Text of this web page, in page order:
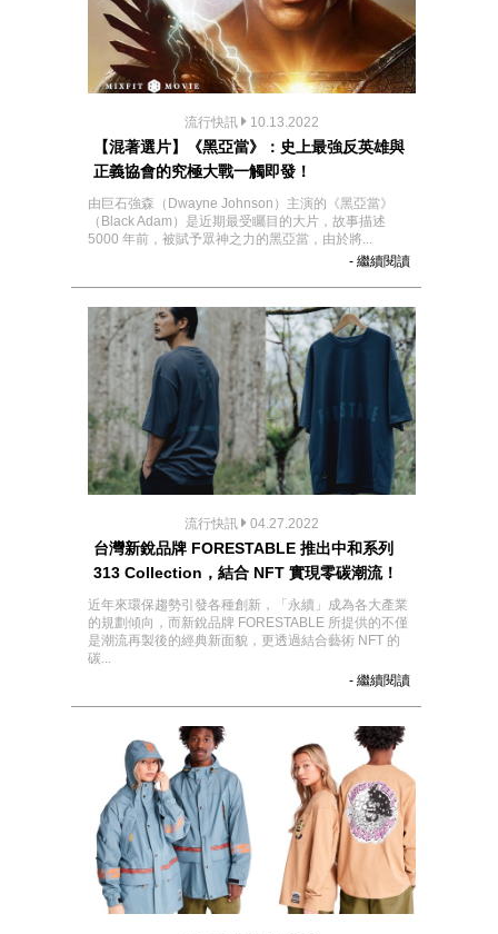
流行快訊 10.13.2022
【混著選片】《黑亞當》：史上最強反英雄與
正義協會的究極大戰一觸即發！
由巨石強森（Dwayne Johnson）主演的《黑亞當》
（Black Adam）是近期最受矚目的大片，故事描述
5000 年前，被賦予眾神之力的黑亞當，由於將...
- 繼續閱讀
流行快訊 04.27.2022
台灣新銳品牌 FORESTABLE 推出中和系列
313 Collection，結合 NFT 實現零碳潮流！
近年來環保趨勢引發各種創新，「永續」成為各大產業
的規劃傾向，而新銳品牌 FORESTABLE 所提供的不僅
是潮流再製後的經典新面貌，更透過結合藝術 NFT 的
碳...
- 繼續閱讀